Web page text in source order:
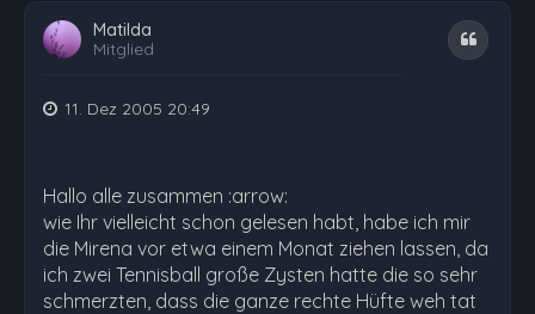
Matilda
Mitglied
Zitat
11. Dez 2005 20:49
Hallo alle zusammen :arrow:
wie Ihr vielleicht schon gelesen habt, habe ich mir
die Mirena vor etwa einem Monat ziehen lassen, da
ich zwei Tennisball große Zysten hatte die so sehr
schmerzten, dass die ganze rechte Hüfte weh tat